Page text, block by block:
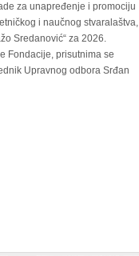
za unapređenje i promociju
i naučnog stvaralaštva,
Sredanović“ za 2026.
Fondacije, prisutnima se
Upravnog odbora Srđan